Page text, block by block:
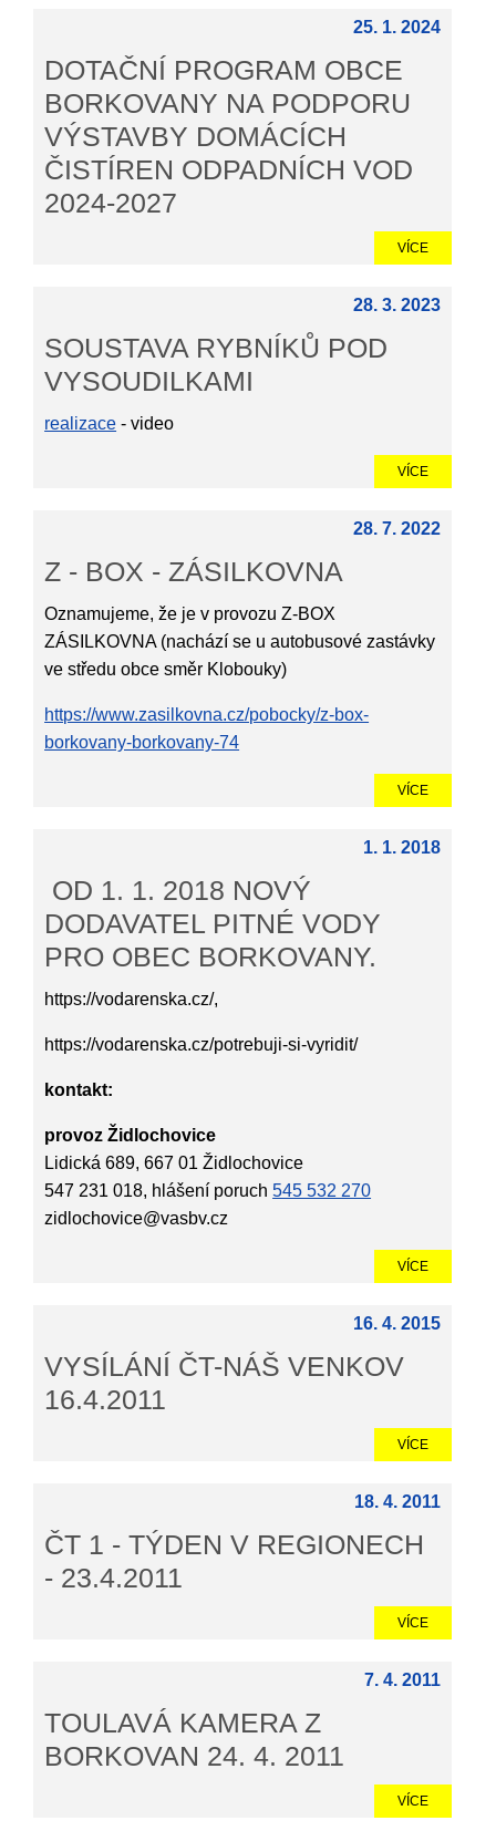
25. 1. 2024
DOTAČNÍ PROGRAM OBCE
BORKOVANY NA PODPORU
VÝSTAVBY DOMÁCÍCH
ČISTÍREN ODPADNÍCH VOD
2024-2027
VÍCE
28. 3. 2023
SOUSTAVA RYBNÍKŮ POD
VYSOUDILKAMI
realizace - video
VÍCE
28. 7. 2022
Z - BOX - ZÁSILKOVNA
Oznamujeme, že je v provozu Z-BOX
ZÁSILKOVNA (nachází se u autobusové zastávky
ve středu obce směr Klobouky)
https://www.zasilkovna.cz/pobocky/z-box-
borkovany-borkovany-74
VÍCE
1. 1. 2018
OD 1. 1. 2018 NOVÝ
DODAVATEL PITNÉ VODY
PRO OBEC BORKOVANY.
https://vodarenska.cz/,
https://vodarenska.cz/potrebuji-si-vyridit/
kontakt:
provoz Židlochovice
Lidická 689, 667 01 Židlochovice
547 231 018, hlášení poruch545 532 270
zidlochovice@vasbv.cz
VÍCE
16. 4. 2015
VYSÍLÁNÍ ČT-NÁŠ VENKOV
16.4.2011
VÍCE
18. 4. 2011
ČT 1 - TÝDEN V REGIONECH
- 23.4.2011
VÍCE
7. 4. 2011
TOULAVÁ KAMERA Z
BORKOVAN 24. 4. 2011
VÍCE